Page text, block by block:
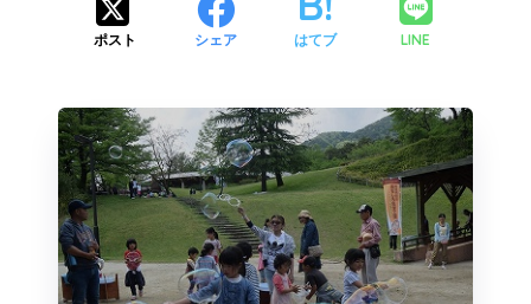
ポスト シェア はてブ LINE